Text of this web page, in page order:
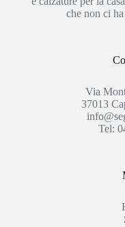
che non ci
Via
37013
Tel: